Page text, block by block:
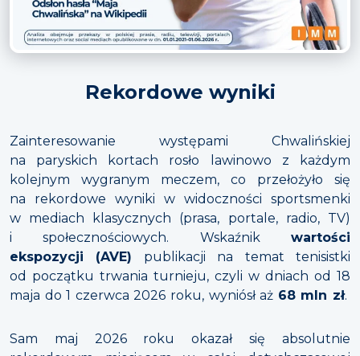
Rekordowe wyniki
Zainteresowanie występami Chwalińskiej
na paryskich kortach rosło lawinowo z każdym
kolejnym wygranym meczem, co przełożyło się
na rekordowe wyniki w widoczności sportsmenki
w mediach klasycznych (prasa, portale, radio, TV)
i społecznościowych. Wskaźnik wartości
ekspozycji (AVE) publikacji na temat tenisistki
od początku trwania turnieju, czyli w dniach od 18
maja do 1 czerwca 2026 roku, wyniósł aż 68 mln zł.
Sam maj 2026 roku okazał się absolutnie